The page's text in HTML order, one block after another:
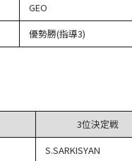
GEO
優勢勝(指導3)
3位決定戦
S.SARKISYAN